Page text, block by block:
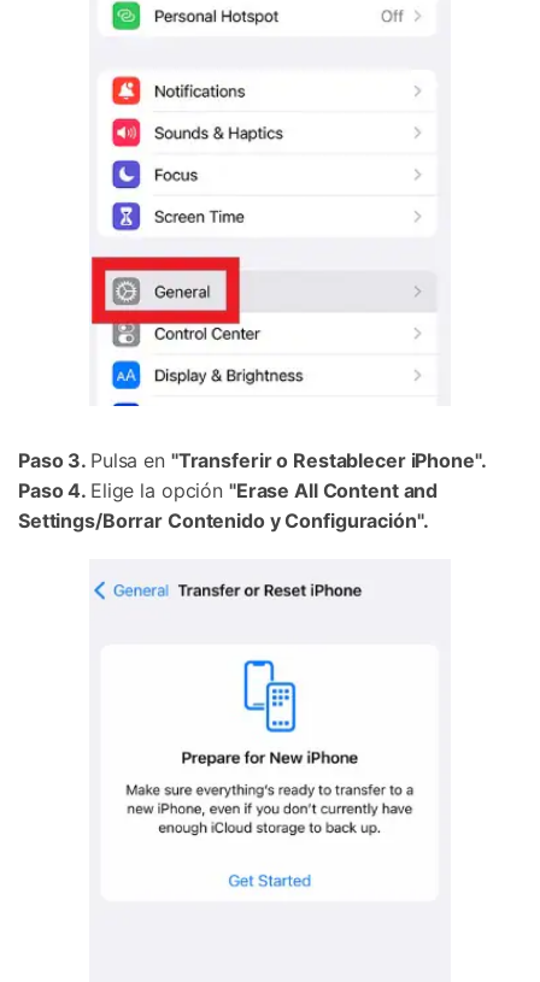
Paso 3. Pulsa en "Transferir o Restablecer iPhone".
Paso 4. Elige la opción "Erase All Content and
Settings/Borrar Contenido y Configuración".